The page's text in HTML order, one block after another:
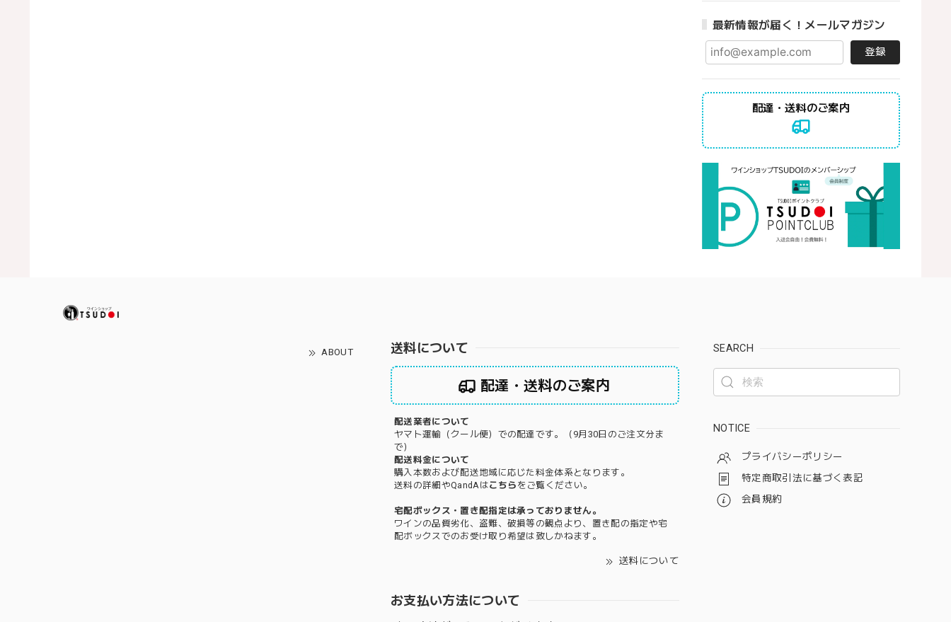
最新情報が届く！メールマガジン
登録
配達・送料のご案内
ABOUT 送料について
配達・送料のご案内
配送業者について
ヤマト運輸（クール便）での配達です。（9月30日のご注文分ま
で）
配送料金について
購入本数および配送地域に応じた料金体系となります。
送料の詳細やQandAはこちら をご覧ください。
宅配ボックス・置き配指定は承っておりません。
ワインの品質劣化、盗難、破損等の観点より、置き配の指定や宅
配ボックスでのお受け取り希望は致しかねます。
送料について
お支払い方法について
SEARCH
NOTICE
プライバシーポリシー
特定商取引法に基づく表記
会員規約